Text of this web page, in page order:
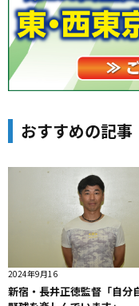
おすすめの記事
2024年9月16
新宿・長井正徳監督「自分